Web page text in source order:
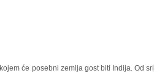
će posebni zemlja gost biti Indija. Od